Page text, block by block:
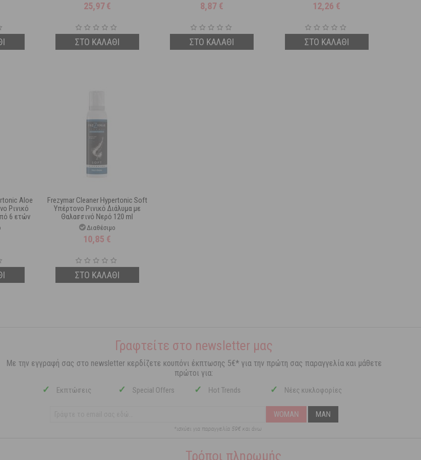
25,97€
ΣΤΟ ΚΑΛΑΘΙ
8,87 €
ΣΤΟ ΚΑΛΑΘΙ
12,26 €
ΣΤΟ ΚΑΛΑΘΙ
Aloe
Ρινικό
6 ετών
Frezymar Cleaner Hypertonic Soft
Υπέρτονο Ρινικό Διάλυμα με
Θαλασσινό Νερό 120 ml
Διαθέσιμο
10,85 €
ΣΤΟ ΚΑΛΑΘΙ
Γραφτείτε στο newsletter μας
Με την εγγραφή σας στο newsletter κερδίζετε κουπόνι έκπτωσης 5€* για την πρώτη σας παραγγελία και μάθετε
πρώτοι για:
✓ Εκπτώσεις ✓ Special Offers ✓ Hot Trends ✓ Νέες κυκλοφορίες
WOMAN MAN
*ισχύει για παραγγελία 59€ και άνω
Τρόποι πληρωμής